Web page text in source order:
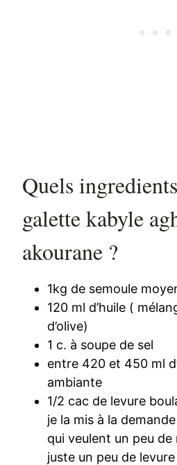
Quels
galette kabyle
akourane ?
1kg de semoule
120 ml d’huile (
d’olive)
1 c. à soupe de sel
entre 420 et 450 ml
ambiante
1/2 cac de levure
je la mis à la
qui veulent un peu
juste un peu de